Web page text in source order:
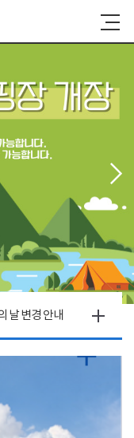
날 변경 안내